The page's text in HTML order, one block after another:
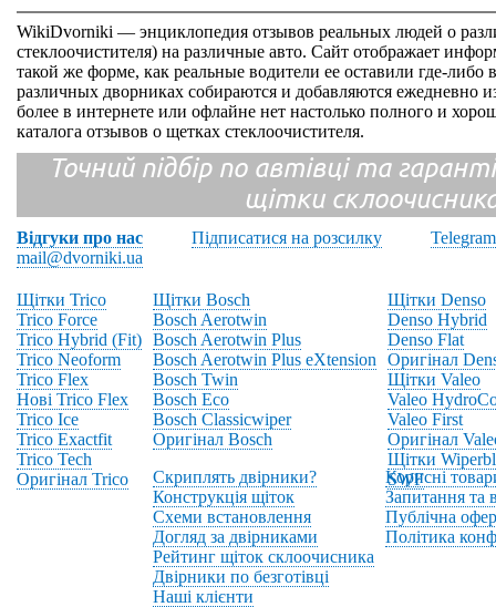
WikiDvorniki — энциклопедия отзывов реальных людей о
стеклоочистителя) на различные авто. Сайт отображает
такой же форме, как реальные водители ее оставили где-либо
различных дворниках собираются и добавляются ежедневно
более в интернете или офлайне нет настолько полного и
каталога отзывов о щетках стеклоочистителя.
Точний підбір по автівці та
щітки
Відгуки про нас Підписатися на розсилку
Telegram
mail@dvorniki.ua
Щітки Trico
Trico Force
Trico Hybrid (Fit)
Trico Neoform
Trico Flex
Нові Trico Flex
Trico Ice
Trico Exactfit
Trico Tech
Оригінал Trico
Щітки Bosch
Bosch Aerotwin
Bosch Aerotwin Plus
Bosch Aerotwin Plus eXtension
Bosch Twin
Bosch Eco
Bosch Classicwiper
Оригінал Bosch
Щітки Denso
Denso Hybrid
Denso Flat
Оригінал
Щітки Valeo
Valeo
Valeo First
Оригінал
Щітки
SWF
Скриплять двірники?
Конструкція щіток
Схеми встановлення
Догляд за двірниками
Рейтинг щіток склоочисника
Двірники по безготівці
Наші клієнти
Корисні
Запитання та
Публічна
Політика